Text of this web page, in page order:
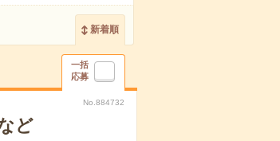
新着順
一括
応募
No.884732
ど